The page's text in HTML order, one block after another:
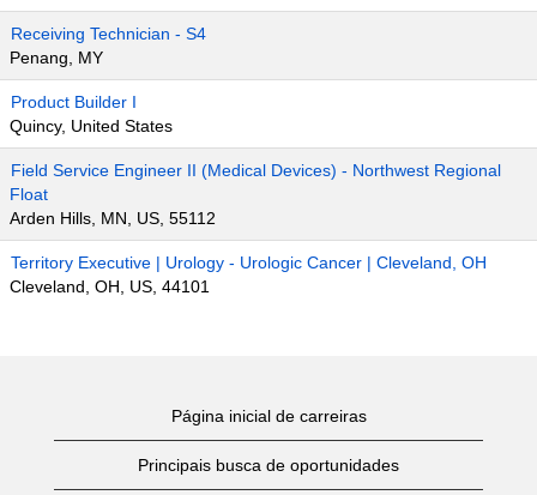
Receiving Technician - S4
Penang, MY
Product Builder I
Quincy, United States
Field Service Engineer II (Medical Devices) - Northwest Regional
Float
Arden Hills, MN, US, 55112
Territory Executive | Urology - Urologic Cancer | Cleveland, OH
Cleveland, OH, US, 44101
Página inicial de carreiras
Principais busca de oportunidades